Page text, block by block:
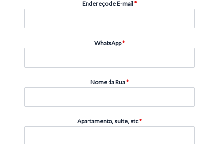
Endereço de E-mail*
WhatsApp*
Nome da Rua*
Apartamento, suite, etc*